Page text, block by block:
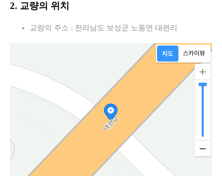
2. 교량의 위치
교량의 주소 : 전라남도 보성군 노동면 대련리